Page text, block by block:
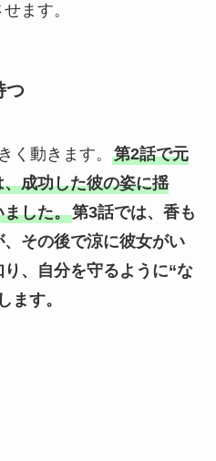
ます。
つ
く動きます。 第2話で元
成功した彼の姿に揺
ました。第3話では、香も
その後で涼に彼女がい
、自分を守るように“な
ます。